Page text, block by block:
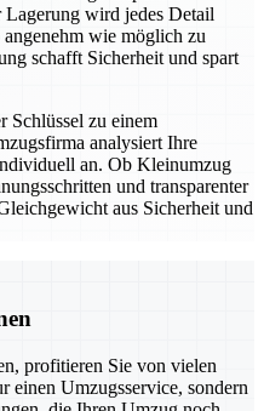
wird jedes Detail
wie möglich zu
schafft Sicherheit und spart
Schlüssel zu einem
analysiert Ihre
an. Ob Kleinumzug
und transparenter
aus Sicherheit und
profitieren Sie von vielen
einen Umzugsservice, sondern